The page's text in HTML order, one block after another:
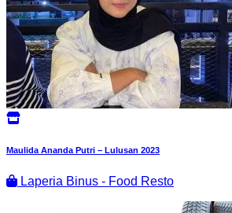
Maulida Ananda Putri – Lulusan 2023
Laperia Binus - Food Resto